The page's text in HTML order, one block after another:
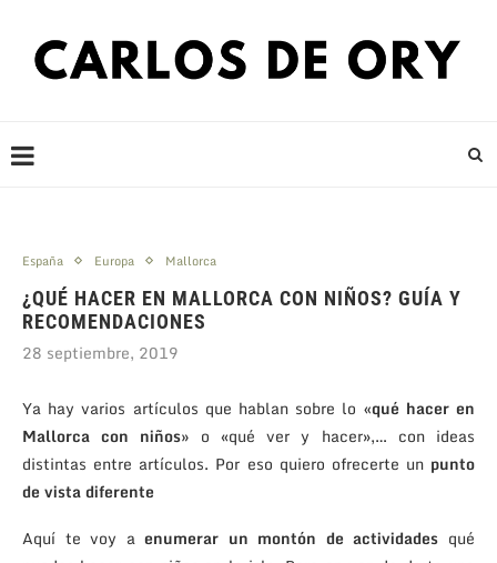
España Europa Mallorca
¿QUÉ HACER EN MALLORCA CON NIÑOS? GUÍA Y
RECOMENDACIONES
28 septiembre, 2019
Ya hay varios artículos que hablan sobre lo «qué hacer en
Mallorca con niños» o «qué ver y hacer»,… con ideas
distintas entre artículos. Por eso quiero ofrecerte un punto
de vista diferente
Aquí te voy aenumerar un montón de actividades qué